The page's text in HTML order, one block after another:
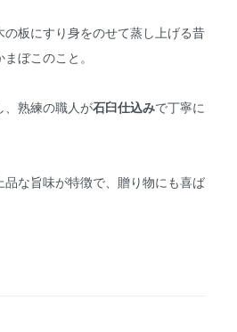
の板にすり身をのせて蒸し上げる昔
ぼこのこと。
、熟練の職人が石臼仕込みで丁寧に
品な旨味が特徴で、贈り物にも喜ば